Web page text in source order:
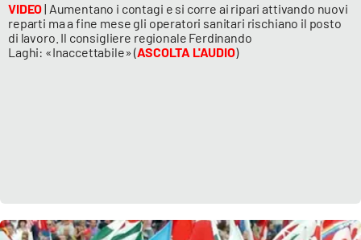
VIDEO| Aumentano i contagi e si corre ai ripari attivando nuovi
reparti ma a fine mese gli operatori sanitari rischiano il posto
di lavoro. Il consigliere regionale Ferdinando
Laghi: «Inaccettabile» (ASCOLTA L'AUDIO)